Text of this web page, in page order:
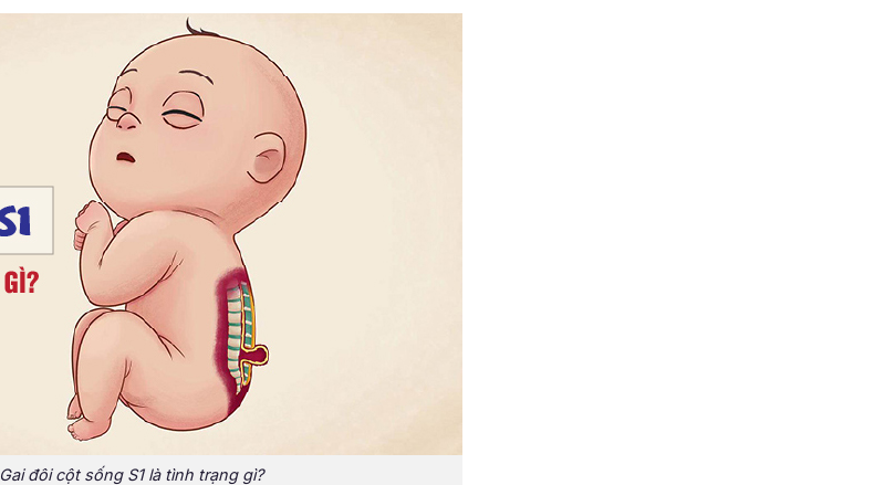
Gai đôi cột sống S1 là tình trạng gì?